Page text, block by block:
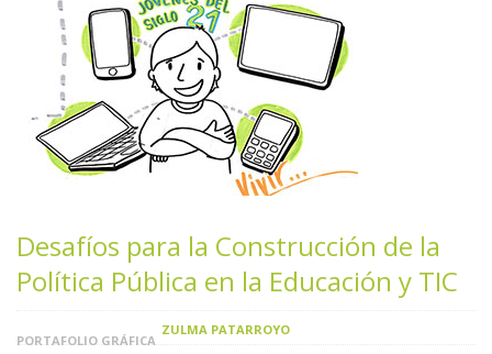
Desafíos para la Construcción de la
Política Pública en la Educación y TIC
PORTAFOLIO GRÁFICA
ZULMA PATARROYO